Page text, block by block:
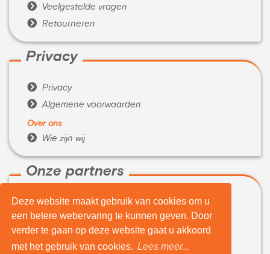
Deze website maakt gebruik van cookies om u
een betere webervaring te kunnen geven. Door
verder te gaan op deze website gaat u akkoord
met het gebruik van cookies. Lees meer...
 Veelgestelde vragen
 Retourneren
Privacy
 Privacy
 Algemene voorwaarden
Over ons
 Wie zijn wij
Onze partners
 WeBuyIt.nl
 LaptopVerkopen.eu
Tijdelijk extra geld nodig?